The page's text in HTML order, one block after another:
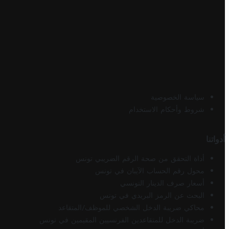
سياسة الخصوصية
شروط وأحكام الاستخدام
أدواتنا
أداة التحقق من صحة الرقم الضريبي تونس
محول رقم الحساب الآيبان في تونس
أسعار صرف الدينار التونسي
البحث عن الرمز البريدي في تونس
محاكي ضريبة الدخل الشخصي للموظف/المتقاعد
ضريبة الدخل للمتقاعدين الفرنسيين المقيمين في تونس